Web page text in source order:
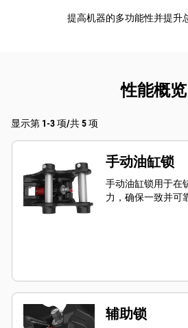
提高机器的多功能性并提升
性能概览
显示第 1-3 项/共 5 项
手动油缸锁
手动油缸锁用于在
力，确保一致并可
辅助锁